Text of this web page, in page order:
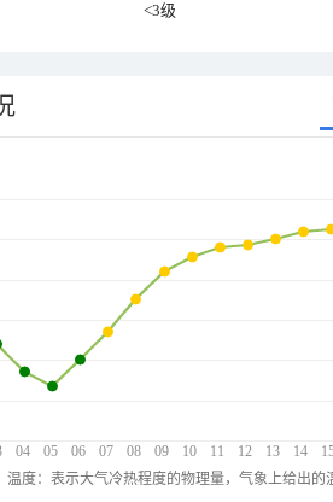
<3级
04 05 06 07 08 09 10 11 12 13 14
温度：表示大气冷热程度的物理量，气象上给出